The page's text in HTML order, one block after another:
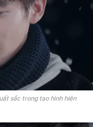
sắc trong tạo hình hiện